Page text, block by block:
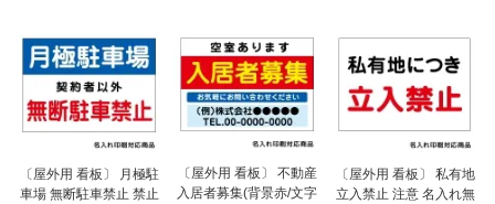
〔屋外用 看板〕 月極駐
車場 無断駐車禁止 禁止
〔屋外用 看板〕 不動産
入居者募集(背景赤/文字
〔屋外用 看板〕 私有地
立入禁止 注意 名入れ無